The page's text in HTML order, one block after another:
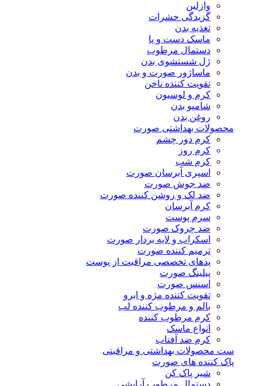
وازلین
گزیدگی حشرات
تغذیه بدن
ماسک دست و پا
دستمال مرطوب
ژل شستشوی بدن
ماساژور صورت و بدن
تقویت کننده ناخن
کرم و لوسیون
شامپو بدن
روغن بدن
محصولات بهداشتی صورت
کرم دور چشم
کرم روز
کرم شب
اسپری آبرسان صورت
ضد جوش صورت
ضد لک و روشن کننده صورت
کرم آبرسان
سرم پوست
ضد چروک صورت
اسکراب و لایه بردار صورت
ترمیم کننده صورت
پدهای تخصصی مراقبت از پوست
پیلینگ صورت
اسنس صورت
تقویت کننده مژه و ابرو
بالم و مرطوب کننده لب
کرم مرطوب کننده
انواع ماسک
کرم ضد آفتاب
ست محصولات بهداشتی و مراقبتی
پاک کننده های صورت
شیر پاک کن
دستمال مرطوب آرایشی